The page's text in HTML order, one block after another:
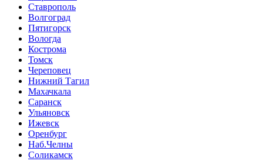
Ставрополь
Волгоград
Пятигорск
Вологда
Кострома
Томск
Череповец
Нижний Тагил
Махачкала
Саранск
Ульяновск
Ижевск
Оренбург
Наб.Челны
Соликамск